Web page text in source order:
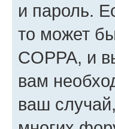
и пароль.
то может
COPPA, и
вам
ваш